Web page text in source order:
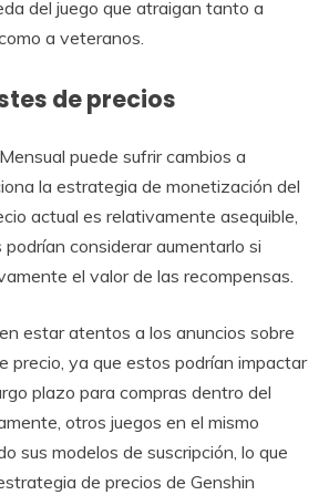
del juego que atraigan tanto a
a veteranos.
de precios
puede sufrir cambios a
la estrategia de monetización del
actual es relativamente asequible,
considerar aumentarlo si
el valor de las recompensas.
estar atentos a los anuncios sobre
precio, ya que estos podrían impactar
plazo para compras dentro del
otros juegos en el mismo
sus modelos de suscripción, lo que
de precios de Genshin